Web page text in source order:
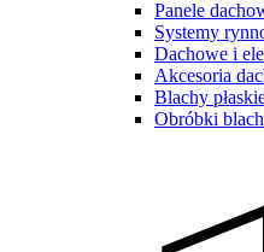
Panele
Systemy
Dachowe i
Akcesoria
Blachy
Obróbki